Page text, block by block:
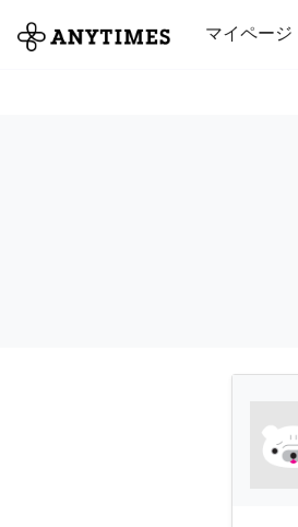
マイページ
全て 修理・組立